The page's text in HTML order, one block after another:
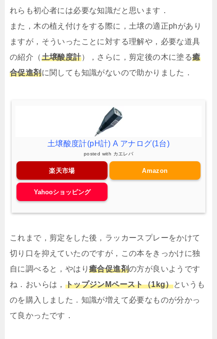
れらも初心者には必要な知識だと思います．
また，木の植え付けをする際に，土壌の適正phがあり
ますが，そういったことに対する理解や，必要な道具
の紹介（土壌酸度計），さらに，剪定後の木に塗る癒
合促進剤に関しても知識がないので助かりました．
土壌酸度計(pH計) A アナログ(1台)
posted with カエレバ
楽天市場 Amazon
Yahooショッピング
これまで，剪定をした後，ラッカースプレーをかけて
切り口を抑えていたのですが，この本をきっかけに独
自に調べると，やはり 癒合促進剤の方が良いようです
ね．おいらは， トップジンMペースト（1kg）というも
のを購入しました．知識が増えて必要なものが分かっ
て良かったです．